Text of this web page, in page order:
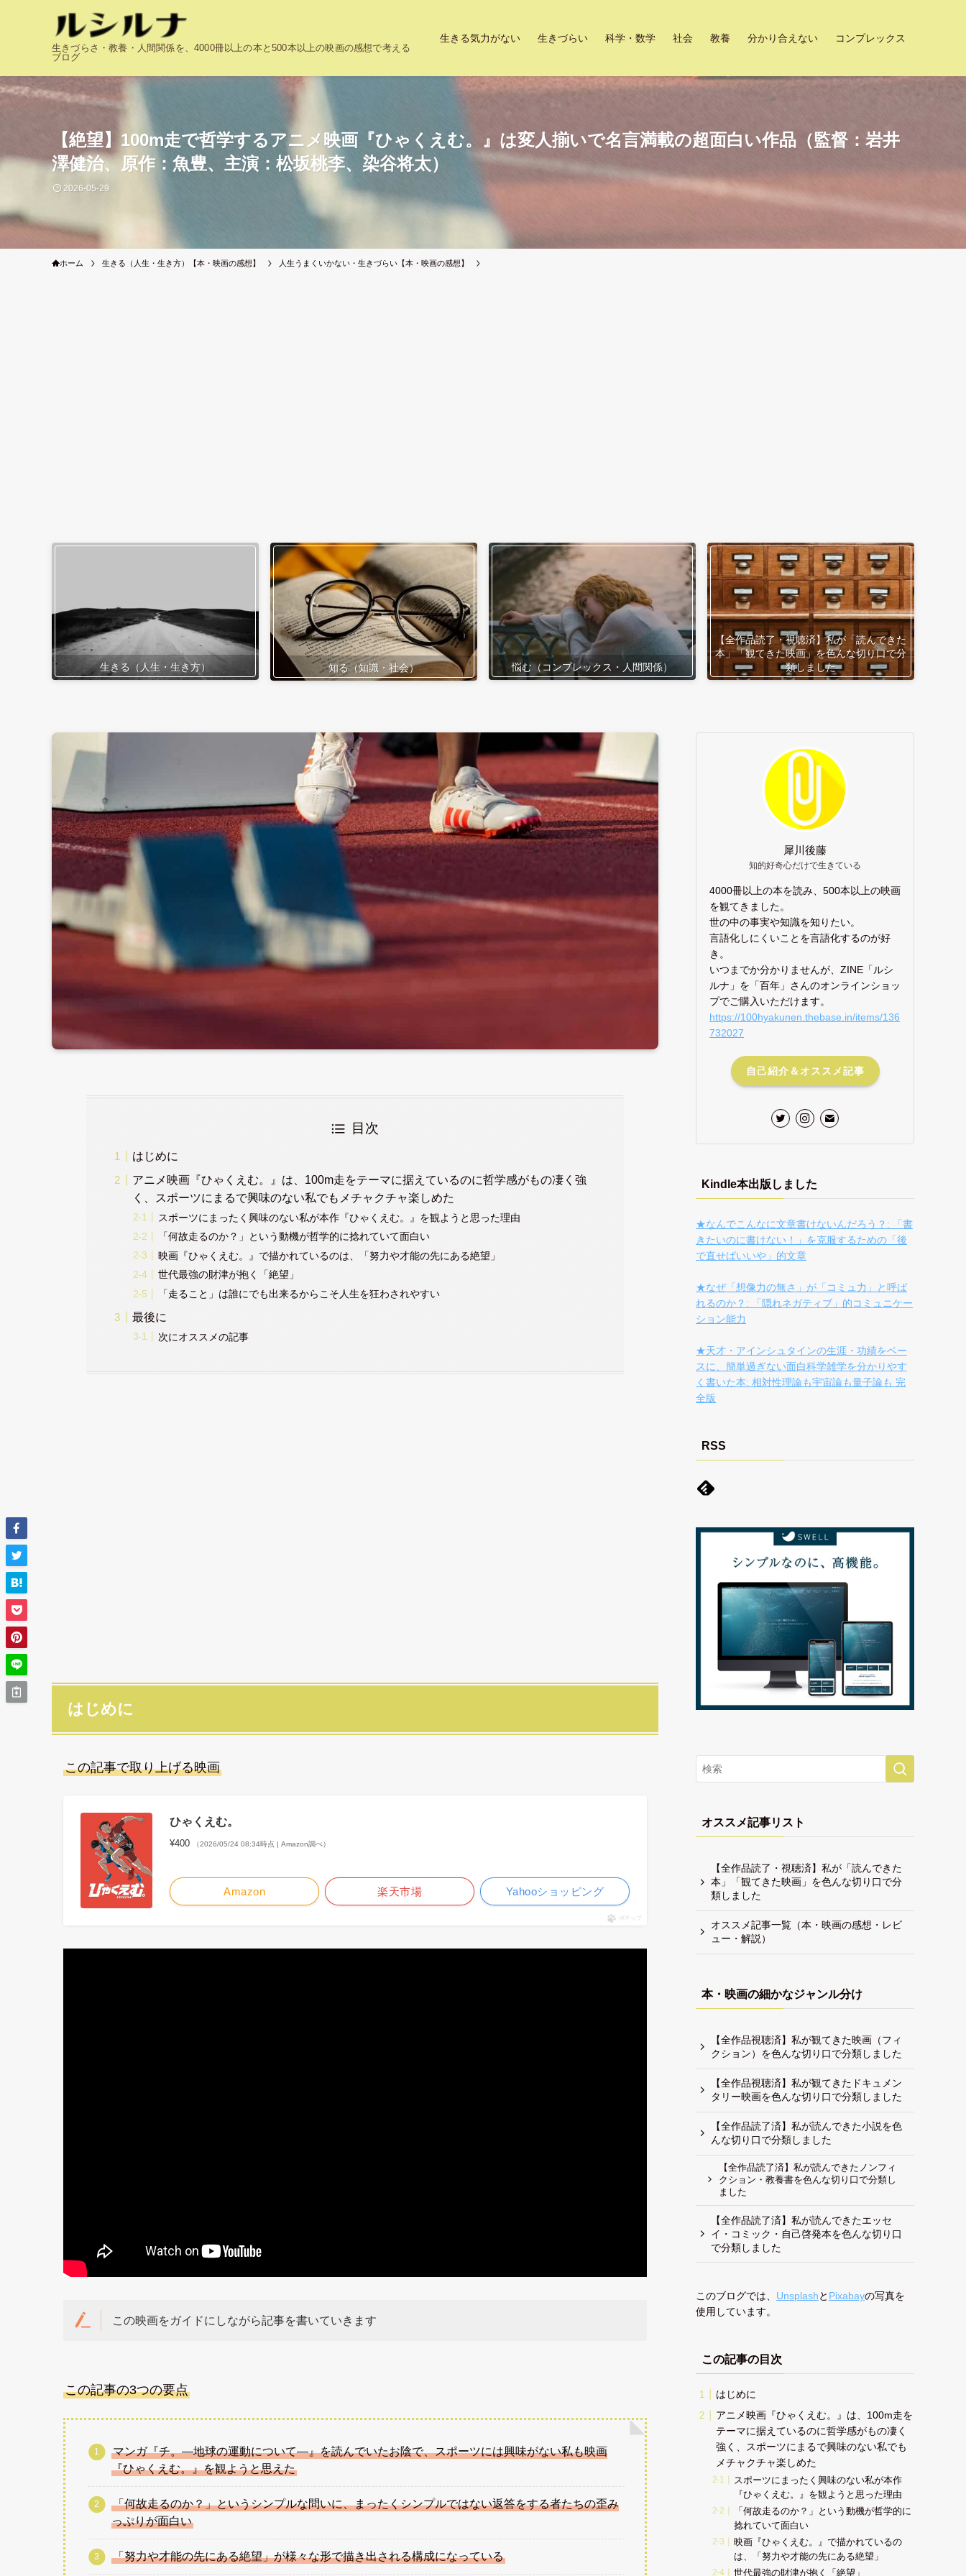
生きづらさ・教養・人間関係を、4000冊以上の本と500本以上の映画の感想で考える
ブログ
生きる気力がない 生きづらい 科学・数学 社会 教養 分かり合えない コンプレックス
【絶望】100m走で哲学するアニメ映画『ひゃくえむ。』は変人揃いで名言満載の超面白い作品（監督：岩井
澤健治、原作：魚豊、主演：松坂桃李、染谷将太）
2026-05-29
ホーム 生きる（人生・生き方）【本・映画の感想】 人生うまくいかない・生きづらい【本・映画の感想】
生きる（人生・生き方） 知る（知識・社会） 悩む（コンプレックス・人間関係）
【全作品読了・視聴済】私が「読んできた
本」「観てきた映画」を色んな切り口で分
類しました
目次
はじめに
アニメ映画『ひゃくえむ。』は、100m走をテーマに据えているのに哲学感がもの凄く強
く、スポーツにまるで興味のない私でもメチャクチャ楽しめた
スポーツにまったく興味のない私が本作『ひゃくえむ。』を観ようと思った理由
「何故走るのか？」という動機が哲学的に捻れていて面白い
映画『ひゃくえむ。』で描かれているのは、「努力や才能の先にある絶望」
世代最強の財津が抱く「絶望」
「走ること」は誰にでも出来るからこそ人生を狂わされやすい
最後に
次にオススメの記事
はじめに
この記事で取り上げる映画
ひゃくえむ。
¥400 （2026/05/24 08:34時点 | Amazon調べ）
Amazon 楽天市場 Yahooショッピング
ポチップ
この映画をガイドにしながら記事を書いていきます
この記事の3つの要点
マンガ『チ。―地球の運動について―』を読んでいたお陰で、スポーツには興味がない私も映画
『ひゃくえむ。』を観ようと思えた
「何故走るのか？」というシンプルな問いに、まったくシンプルではない返答をする者たちの歪み
っぷりが面白い
「努力や才能の先にある絶望」が様々な形で描き出される構成になっている
犀川後藤
知的好奇心だけで生きている
4000冊以上の本を読み、500本以上の映画
を観てきました。
世の中の事実や知識を知りたい。
言語化しにくいことを言語化するのが好
き。
いつまでか分かりませんが、ZINE「ルシ
ルナ」を「百年」さんのオンラインショッ
プでご購入いただけます。
https://100hyakunen.thebase.in/items/136
732027
自己紹介＆オススメ記事
Kindle本出版しました
★なんでこんなに文章書けないんだろう？: 「書
きたいのに書けない！」を克服するための「後
で直せばいいや」的文章
★なぜ「想像力の無さ」が「コミュ力」と呼ば
れるのか？: 「隠れネガティブ」的コミュニケー
ション能力
★天才・アインシュタインの生涯・功績をベー
スに、簡単過ぎない面白科学雑学を分かりやす
く書いた本: 相対性理論も宇宙論も量子論も 完
全版
RSS
オススメ記事リスト
【全作品読了・視聴済】私が「読んできた
本」「観てきた映画」を色んな切り口で分
類しました
オススメ記事一覧（本・映画の感想・レビ
ュー・解説）
本・映画の細かなジャンル分け
【全作品視聴済】私が観てきた映画（フィ
クション）を色んな切り口で分類しました
【全作品視聴済】私が観てきたドキュメン
タリー映画を色んな切り口で分類しました
【全作品読了済】私が読んできた小説を色
んな切り口で分類しました
【全作品読了済】私が読んできたノンフィ
クション・教養書を色んな切り口で分類し
ました
【全作品読了済】私が読んできたエッセ
イ・コミック・自己啓発本を色んな切り口
で分類しました
このブログでは、 Unsplashと Pixabayの写真を
使用しています。
この記事の目次
はじめに
アニメ映画『ひゃくえむ。』は、100m走を
テーマに据えているのに哲学感がもの凄く
強く、スポーツにまるで興味のない私でも
メチャクチャ楽しめた
スポーツにまったく興味のない私が本作
『ひゃくえむ。』を観ようと思った理由
「何故走るのか？」という動機が哲学的に
捻れていて面白い
映画『ひゃくえむ。』で描かれているの
は、「努力や才能の先にある絶望」
世代最強の財津が抱く「絶望」